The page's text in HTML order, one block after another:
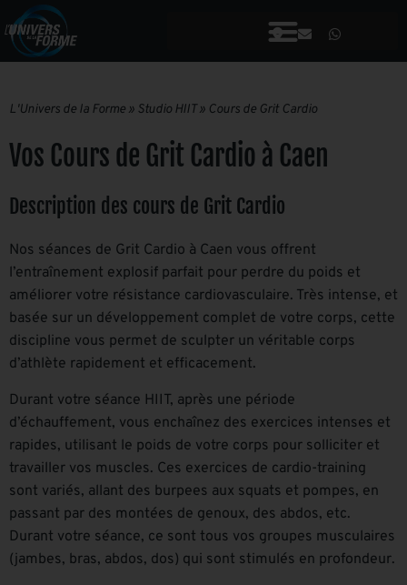
L'Univers de la Forme » Studio HIIT» Cours de Grit Cardio
Vos Cours de Grit Cardio à Caen
Description des cours de Grit Cardio
Nos séances de Grit Cardio à Caen vous offrent
l’entraînement explosif parfait pour perdre du poids et
améliorer votre résistance cardiovasculaire. Très intense, et
basée sur un développement complet de votre corps, cette
discipline vous permet de sculpter un véritable corps
d’athlète rapidement et efficacement.
Durant votre séance HIIT, après une période
d’échauffement, vous enchaînez des exercices intenses et
rapides, utilisant le poids de votre corps pour solliciter et
travailler vos muscles. Ces exercices de cardio-training
sont variés, allant des burpees aux squats et pompes, en
passant par des montées de genoux, des abdos, etc.
Durant votre séance, ce sont tous vos groupes musculaires
(jambes, bras, abdos, dos) qui sont stimulés en profondeur.